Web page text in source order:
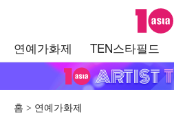
텐아시아
연예가화제 TEN스타필드
홈 연예가화제